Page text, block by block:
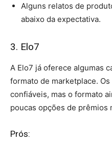
Alguns relatos de
abaixo da expectativa.
3. Elo7
A Elo7 já oferece algumas
formato de marketplace.
confiáveis, mas o formato
poucas opções de prêmios
Prós: